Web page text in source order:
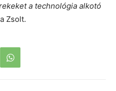
a technológia alkotó
Zsolt.